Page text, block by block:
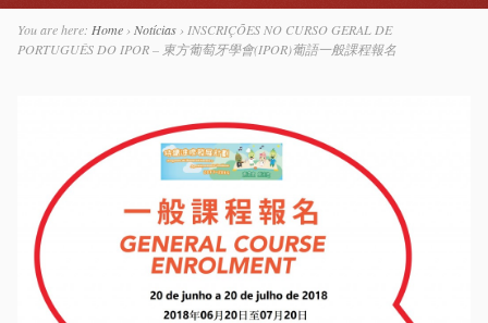
You are here: Home› Notícias› INSCRIÇÕES NO CURSO GERAL DE
PORTUGUÊS DO IPOR – 東方葡萄牙學會(IPOR)葡語一般課程報名